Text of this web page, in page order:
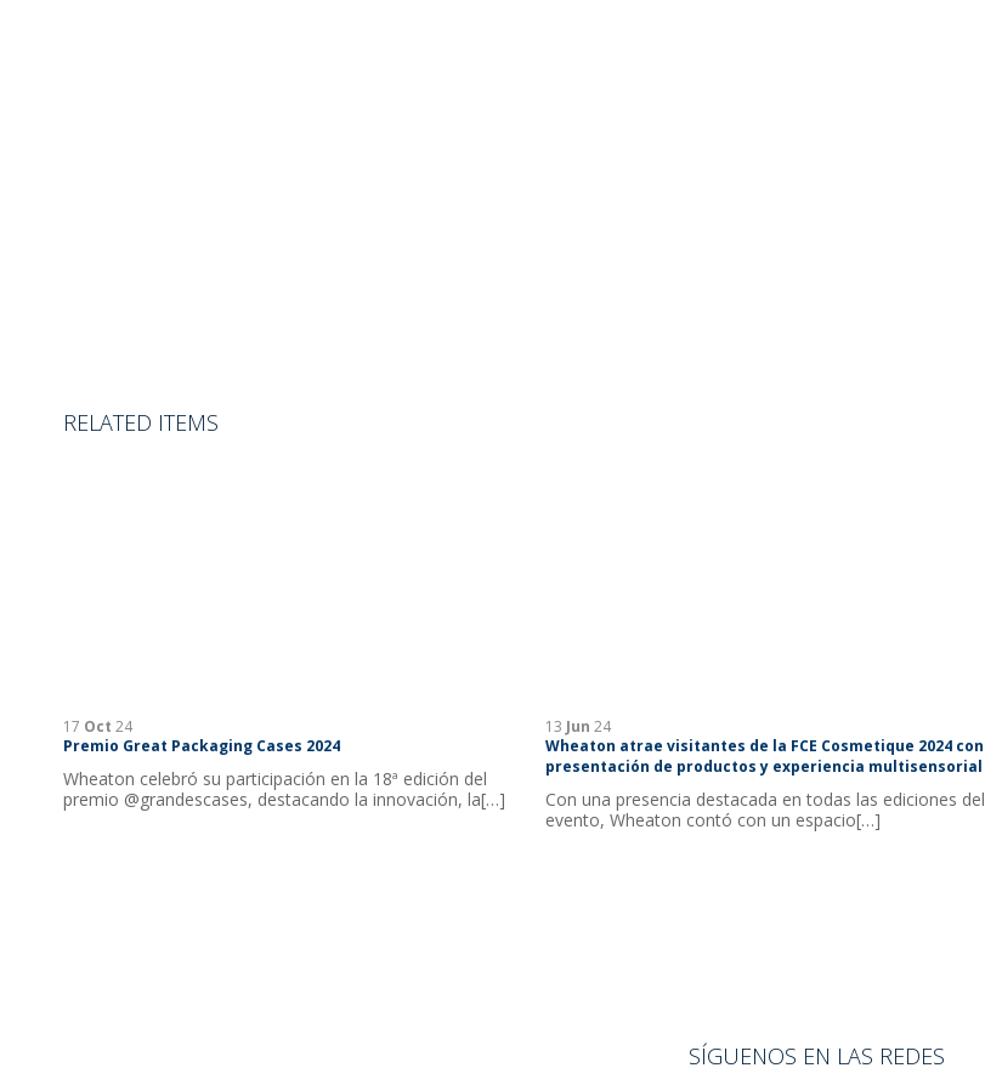
RELATED ITEMS
17 Oct 24
Premio Great Packaging Cases 2024
Wheaton celebró su participación en la 18ª edición del
premio @grandescases, destacando la innovación, la[…]
13 Jun 24
Wheaton atrae visitantes de la FCE Cosmetique 2024 con
presentación de productos y experiencia multisensorial
Con una presencia destacada en todas las ediciones del
evento, Wheaton contó con un espacio[…]
SÍGUENOS EN LAS REDES